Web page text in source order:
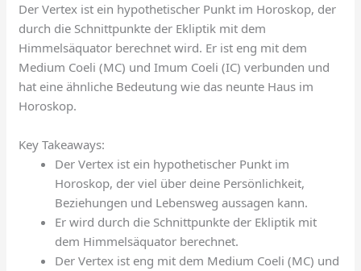
Der Vertex ist ein hypothetischer Punkt im Horoskop, der
durch die Schnittpunkte der Ekliptik mit dem
Himmelsäquator berechnet wird. Er ist eng mit dem
Medium Coeli (MC) und Imum Coeli (IC) verbunden und
hat eine ähnliche Bedeutung wie das neunte Haus im
Horoskop.
Key Takeaways:
Der Vertex ist ein hypothetischer Punkt im
Horoskop, der viel über deine Persönlichkeit,
Beziehungen und Lebensweg aussagen kann.
Er wird durch die Schnittpunkte der Ekliptik mit
dem Himmelsäquator berechnet.
Der Vertex ist eng mit dem Medium Coeli (MC) und